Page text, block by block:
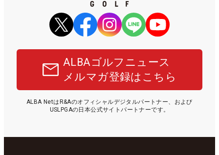
ALBAゴルフニュース
メルマガ登録はこちら
ALBA NetはR&Aのオフィシャルデジタルパートナー、および
USLPGAの日本公式サイトパートナーです。